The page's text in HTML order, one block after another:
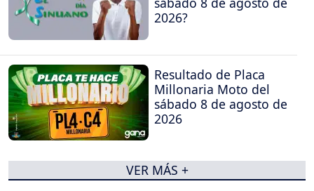
2026?
Resultado de Placa
Millonaria Moto del
sábado 8 de agosto de
2026
VER MÁS +